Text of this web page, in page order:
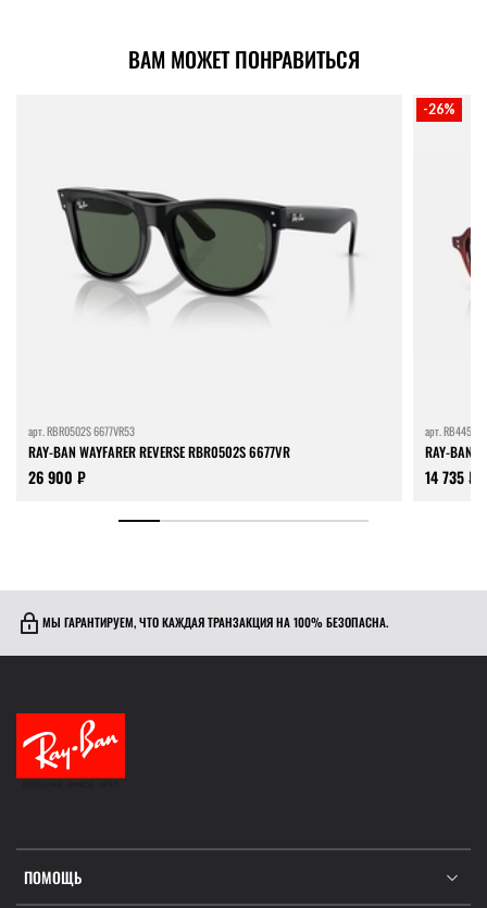
ВАМ МОЖЕТ ПОНРАВИТЬСЯ
арт.RBR0502S 6677VR53
RAY-BAN WAYFARER REVERSE RBR0502S 6677VR
26 900 ₽
-26%
арт.RB4455
RAY-BAN
14 735 ₽
МЫ ГАРАНТИРУЕМ, ЧТО КАЖДАЯ ТРАНЗАКЦИЯ НА 100% БЕЗОПАСНА.
ПОМОЩЬ